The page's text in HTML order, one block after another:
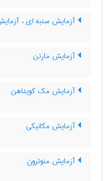
آزمایش سنبه ای ،
آزمایش مارتن
آزمایش مک کویداهن
آزمایش مکانیکی
آزمایش منوترون